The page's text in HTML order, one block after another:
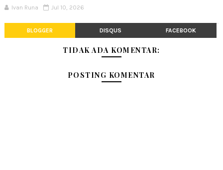
Ivan Runa Jul 10, 2026
BLOGGER DISQUS FACEBOOK
TIDAK ADA KOMENTAR:
POSTING KOMENTAR